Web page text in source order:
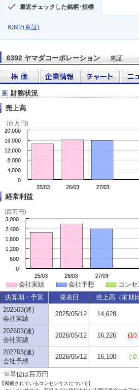
最近チェックした銘柄･指標
6392(東証)
6392 ヤマダコーポレーション 東証